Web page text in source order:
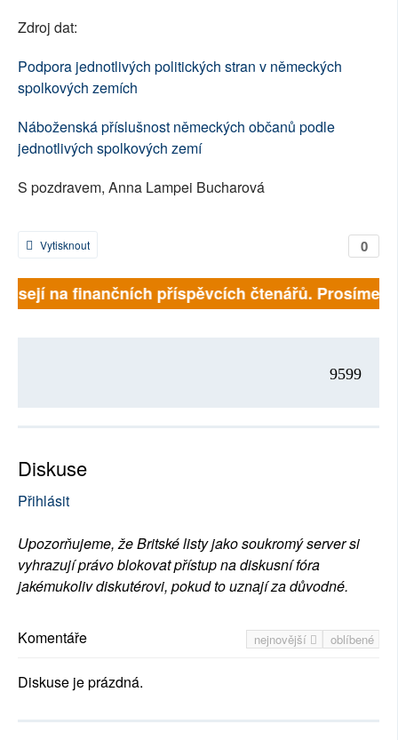
Zdroj dat:
Podpora jednotlivých politických stran v německých
spolkových zemích
Náboženská příslušnost německých občanů podle
jednotlivých spolkových zemí
S pozdravem, Anna Lampei Bucharová
0
Vytisknout
na finančních příspěvcích čtenářů. Prosíme,
9599
Diskuse
Přihlásit
Upozorňujeme, že Britské listy jako soukromý server si
vyhrazují právo blokovat přístup na diskusní fóra
jakémukoliv diskutérovi, pokud to uznají za důvodné.
nejnovější oblíbené
Komentáře
Diskuse je prázdná.